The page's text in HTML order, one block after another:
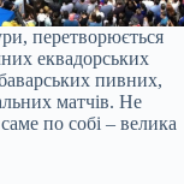
перетворюється
еквадорських
пивних,
матчів. Не
по собі – велика